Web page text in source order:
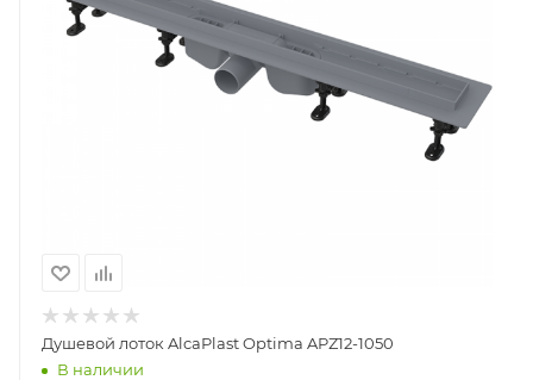
Душевой лоток AlcaPlast Optima APZ12-1050
В наличии